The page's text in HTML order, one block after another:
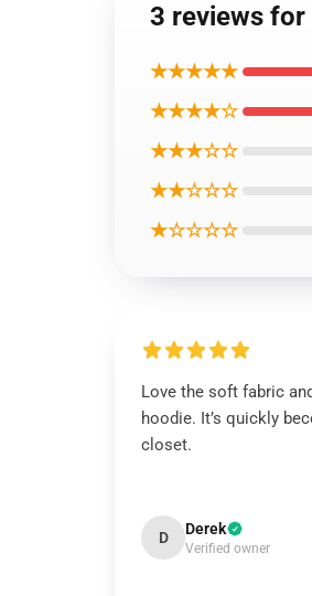
3 reviews for
★★★★★
★★★★☆
★★★☆☆
★★☆☆☆
★☆☆☆☆
Love the soft fabric
hoodie. It’s quickly
closet.
D Derek
Verified owner